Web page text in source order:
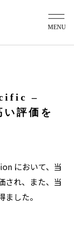
–
評価を
において、当
され、また、当
した。